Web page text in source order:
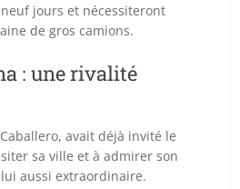
jours et nécessiteront
de gros camions.
: une rivalité
avait déjà invité le
sa ville et à admirer son
aussi extraordinaire.